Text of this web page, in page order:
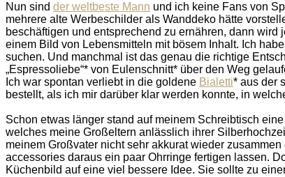
Nun sind der weltbeste Mann und ich keine Fans von
mehrere alte Werbeschilder als Wanddeko hätte
beschäftigen und entsprechend zu ernähren, dann
einem Bild von Lebensmitteln mit bösem Inhalt. Ich
suchen. Und manchmal ist das genau die richtige
„Espressoliebe“* von Eulenschnitt* über den Weg
Ich war spontan verliebt in die goldene Bialetti* aus der
bestellt, als ich mir darüber klar werden konnte, in
Schon etwas länger stand auf meinem Schreibtisch
welches meine Großeltern anlässlich ihrer
meinem Großvater nicht sehr akkurat wieder
accessories daraus ein paar Ohrringe fertigen lassen.
Küchenbild auf eine viel bessere Idee. Sie sollte zu